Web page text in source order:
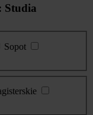
Studia
Sopot